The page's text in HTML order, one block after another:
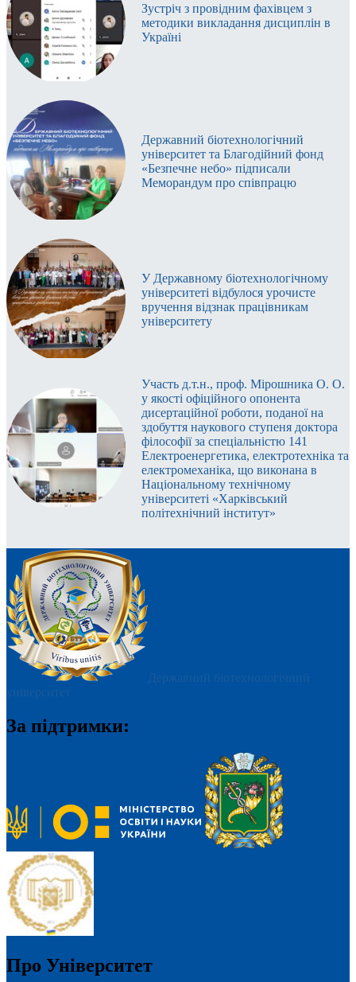
Зустріч з провідним фахівцем з
методики викладання дисциплін в
Україні
Державний біотехнологічний
університет та Благодійний фонд
«Безпечне небо» підписали
Меморандум про співпрацю
У Державному біотехнологічному
університеті відбулося урочисте
вручення відзнак працівникам
університету
Участь д.т.н., проф. Мірошника О. О.
у якості офіційного опонента
дисертаційної роботи, поданої на
здобуття наукового ступеня доктора
філософії за спеціальністю 141
Електроенергетика, електротехніка та
електромеханіка, що виконана в
Національному технічному
університеті «Харківський
політехнічний інститут»
Державний біотехнологічний
університет
За підтримки:
Про Університет